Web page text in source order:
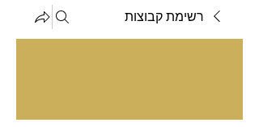
רשימת קבוצות